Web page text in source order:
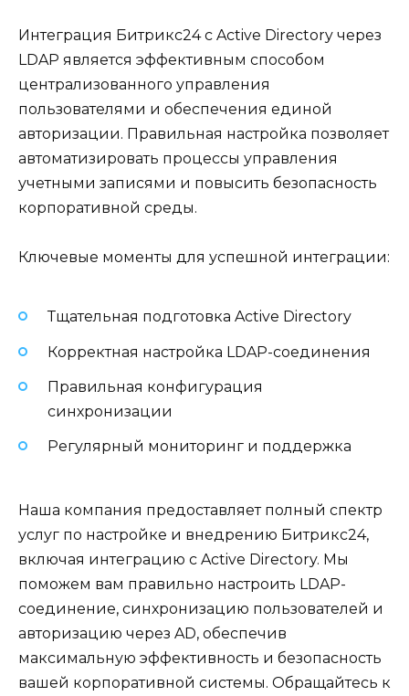
Интеграция Битрикс24 с Active Directory через
LDAP является эффективным способом
централизованного управления
пользователями и обеспечения единой
авторизации. Правильная настройка позволяет
автоматизировать процессы управления
учетными записями и повысить безопасность
корпоративной среды.
Ключевые моменты для успешной интеграции:
Тщательная подготовка Active Directory
Корректная настройка LDAP-соединения
Правильная конфигурация
синхронизации
Регулярный мониторинг и поддержка
Наша компания предоставляет полный спектр
услуг по настройке и внедрению Битрикс24,
включая интеграцию с Active Directory. Мы
поможем вам правильно настроить LDAP-
соединение, синхронизацию пользователей и
авторизацию через AD, обеспечив
максимальную эффективность и безопасность
вашей корпоративной системы. Обращайтесь к